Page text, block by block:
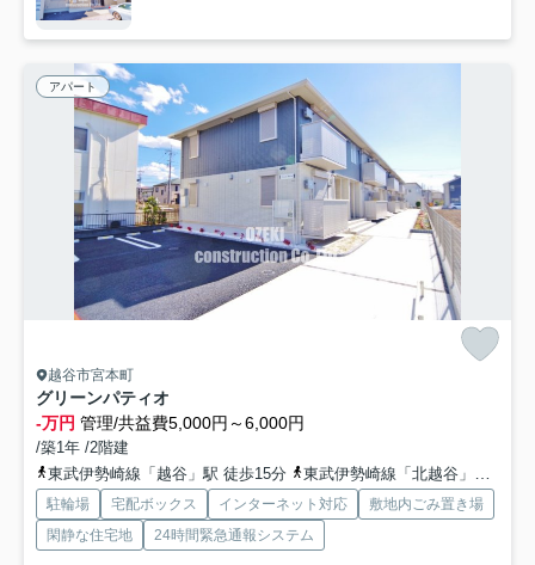
アパート
越谷市宮本町
グリーンパティオ
-万円 管理/共益費5,000円～6,000円
/築1年 /2階建
東武伊勢崎線「越谷」駅 徒歩15分
東武伊勢崎線「北越谷」駅 徒歩21分
駐輪場 宅配ボックス インターネット対応
敷地内ごみ置き場
閑静な住宅地
24時間緊急通報システム